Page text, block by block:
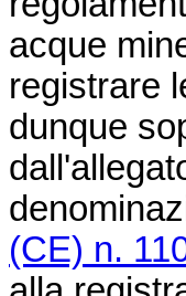
acque
registrare
dunque
(CE) n.